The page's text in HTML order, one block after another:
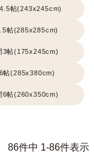
帖(243x245cm)
帖(285x285cm)
3帖(175x245cm)
帖(285x380cm)
6帖(260x350cm)
86件中 1-86件表示